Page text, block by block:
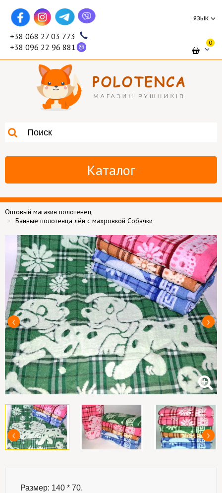
язык
+38 068 27 03 773
+38 096 22 96 881
0
Каталог
Оптовый магазин полотенец
Банные полотенца лён с махровкой Собачки
Размер: 140 * 70.